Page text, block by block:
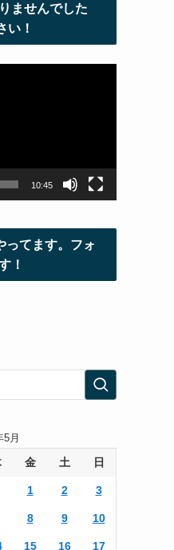
ませんでした
い！
10:45
てます。フォ
！
5月
金 土 日
1 2 3
8 9 10
15 16 17